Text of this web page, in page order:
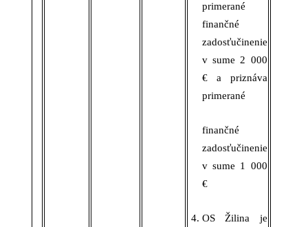
primerané
finančné
zadosťučinenie
v sume 2 000
€ a priznáva
primerané
finančné
zadosťučinenie
v sume 1 000
€
OS Žilina je